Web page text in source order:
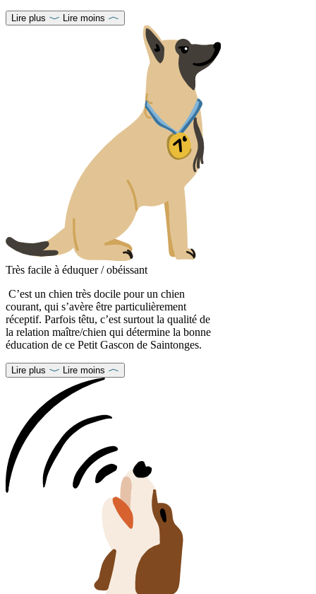
Lire plus Lire moins
Très facile à éduquer / obéissant
C’est un chien très docile pour un chien
courant, qui s’avère être particulièrement
réceptif. Parfois têtu, c’est surtout la qualité de
la relation maître/chien qui détermine la bonne
éducation de ce Petit Gascon de Saintonges.
Lire plus Lire moins